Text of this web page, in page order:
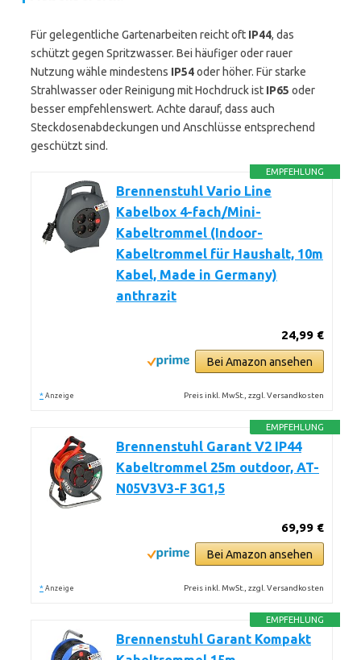
Für gelegentliche Gartenarbeiten reicht oft IP44, das
schützt gegen Spritzwasser. Bei häufiger oder rauer
Nutzung wähle mindestens IP54oder höher. Für starke
Strahlwasser oder Reinigung mit Hochdruck ist IP65 oder
besser empfehlenswert. Achte darauf, dass auch
Steckdosenabdeckungen und Anschlüsse entsprechend
geschützt sind.
EMPFEHLUNG
Brennenstuhl Vario Line
Kabelbox 4-fach/Mini-
Kabeltrommel (Indoor-
Kabeltrommel für Haushalt, 10m
Kabel, Made in Germany)
anthrazit
24,99 €
Bei Amazon ansehen
* Anzeige Preis inkl. MwSt., zzgl. Versandkosten
EMPFEHLUNG
Brennenstuhl Garant V2 IP44
Kabeltrommel 25m outdoor, AT-
N05V3V3-F 3G1,5
69,99 €
Bei Amazon ansehen
* Anzeige Preis inkl. MwSt., zzgl. Versandkosten
EMPFEHLUNG
Brennenstuhl Garant Kompakt